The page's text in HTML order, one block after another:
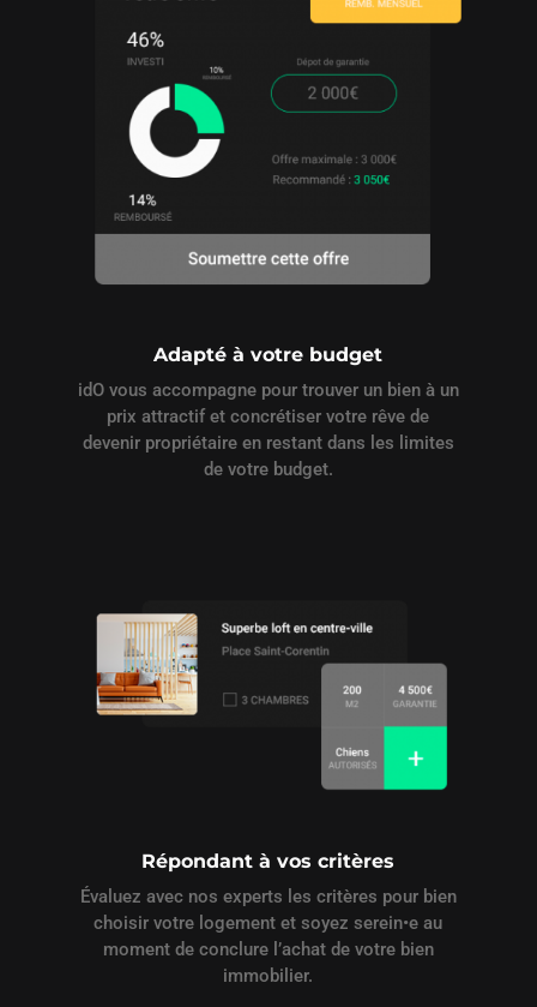
Adapté à votre budget
idO vous accompagne pour trouver un bien à un
prix attractif et concrétiser votre rêve de
devenir propriétaire en restant dans les limites
de votre budget.
Répondant à vos critères
Évaluez avec nos experts les critères pour bien
choisir votre logement et soyez serein•e au
moment de conclure l’achat de votre bien
immobilier.